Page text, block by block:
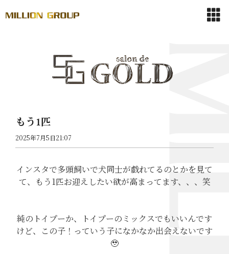
もう1匹
2025年7月5日21:07
インスタで多頭飼いで犬同士が戯れてるのとかを見て
て、もう1匹お迎えしたい欲が高まってます、、、笑
純のトイプーか、トイプーのミックスでもいいんです
けど、この子！っていう子になかなか出会えないです
🥹